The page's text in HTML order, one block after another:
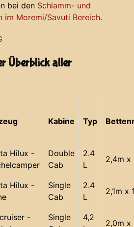
bei den Schlamm- und
im Moremi/Savuti Bereich.
Überblick aller
Kabine Typ
Hilux -
Double
Cab
2.4
L
2,4m x
Hilux -
Single
Cab
2.4
L
2,1m x
-
Single
4,2
2,0m x